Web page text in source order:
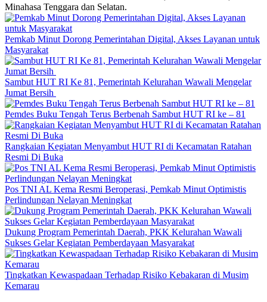
Minahasa Tenggara dan Selatan.
Pemkab Minut Dorong Pemerintahan Digital, Akses Layanan untuk
Masyarakat
Sambut HUT RI Ke 81, Pemerintah Kelurahan Wawali Mengelar
Jumat Bersih
Pemdes Buku Tengah Terus Berbenah Sambut HUT RI ke – 81
Rangkaian Kegiatan Menyambut HUT RI di Kecamatan Ratahan
Resmi Di Buka
Pos TNI AL Kema Resmi Beroperasi, Pemkab Minut Optimistis
Perlindungan Nelayan Meningkat
Dukung Program Pemerintah Daerah, PKK Kelurahan Wawali
Sukses Gelar Kegiatan Pemberdayaan Masyarakat
Tingkatkan Kewaspadaan Terhadap Risiko Kebakaran di Musim
Kemarau